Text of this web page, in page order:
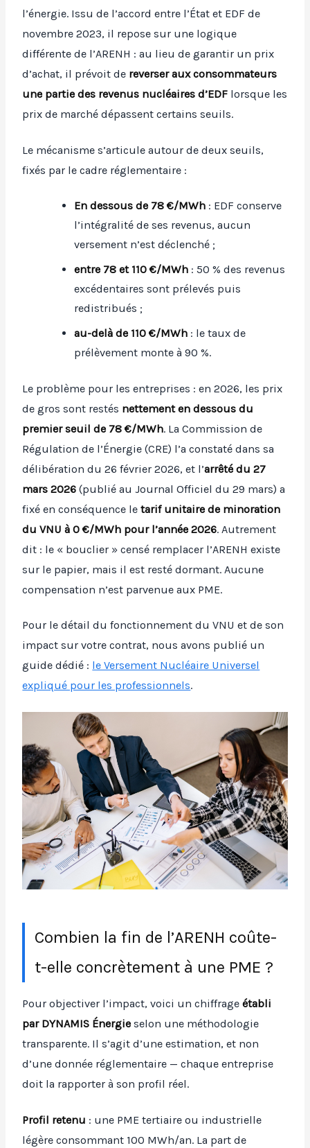
l’énergie. Issu de l’accord entre l’État et EDF de
novembre 2023, il repose sur une logique
différente de l’ARENH : au lieu de garantir un prix
d’achat, il prévoit de reverser aux consommateurs
une partie des revenus nucléaires d’EDF lorsque les
prix de marché dépassent certains seuils.
Le mécanisme s’articule autour de deux seuils,
fixés par le cadre réglementaire :
En dessous de 78 €/MWh : EDF conserve
l’intégralité de ses revenus, aucun
versement n’est déclenché ;
entre 78 et 110 €/MWh : 50 % des revenus
excédentaires sont prélevés puis
redistribués ;
au-delà de 110 €/MWh : le taux de
prélèvement monte à 90 %.
Le problème pour les entreprises : en 2026, les prix
de gros sont restés nettement en dessous du
premier seuil de 78 €/MWh. La Commission de
Régulation de l’Énergie (CRE) l’a constaté dans sa
délibération du 26 février 2026, et l’arrêté du 27
mars 2026 (publié au Journal Officiel du 29 mars) a
fixé en conséquence letarif unitaire de minoration
du VNU à 0 €/MWh pour l’année 2026. Autrement
dit : le « bouclier » censé remplacer l’ARENH existe
sur le papier, mais il est resté dormant. Aucune
compensation n’est parvenue aux PME.
Pour le détail du fonctionnement du VNU et de son
impact sur votre contrat, nous avons publié un
guide dédié : le Versement Nucléaire Universel
expliqué pour les professionnels.
Combien la fin de l’ARENH coûte-
t-elle concrètement à une PME ?
Pour objectiver l’impact, voici un chiffrageétabli
par DYNAMIS Énergie selon une méthodologie
transparente. Il s’agit d’une estimation, et non
d’une donnée réglementaire — chaque entreprise
doit la rapporter à son profil réel.
Profil retenu : une PME tertiaire ou industrielle
légère consommant 100 MWh/an. La part de